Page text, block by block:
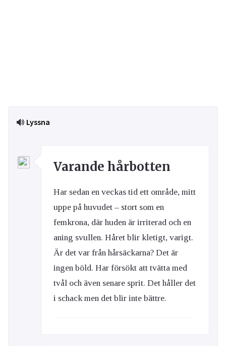
Lyssna
Varande hårbotten
Har sedan en veckas tid ett område, mitt
uppe på huvudet – stort som en
femkrona, där huden är irriterad och en
aning svullen. Håret blir kletigt, varigt.
Är det var från hårsäckarna? Det är
ingen böld. Har försökt att tvätta med
tvål och även senare sprit. Det håller det
i schack men det blir inte bättre.